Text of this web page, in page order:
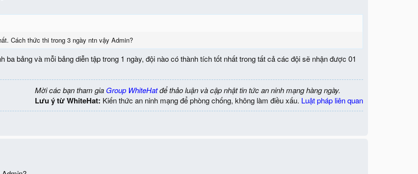
Cách thức thi trong 3 ngày ntn vậy Admin?
ba bảng và mỗi bảng diễn tập trong 1 ngày, đội nào có thành tích tốt nhất trong tất cả các đội sẽ nhận được 01
Mời các bạn tham gia Group WhiteHatđể thảo luận và cập nhật tin tức an ninh mạng hàng ngày.
Lưu ý từ WhiteHat: Kiến thức an ninh mạng để phòng chống, không làm điều xấu. Luật pháp liên quan